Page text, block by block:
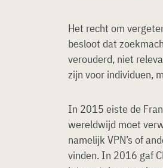
Het recht om
besloot dat
verouderd, niet
zijn voor individuen,
In 2015 eiste de
wereldwijd moet
namelijk VPN’s of
vinden. In 2016 gaf